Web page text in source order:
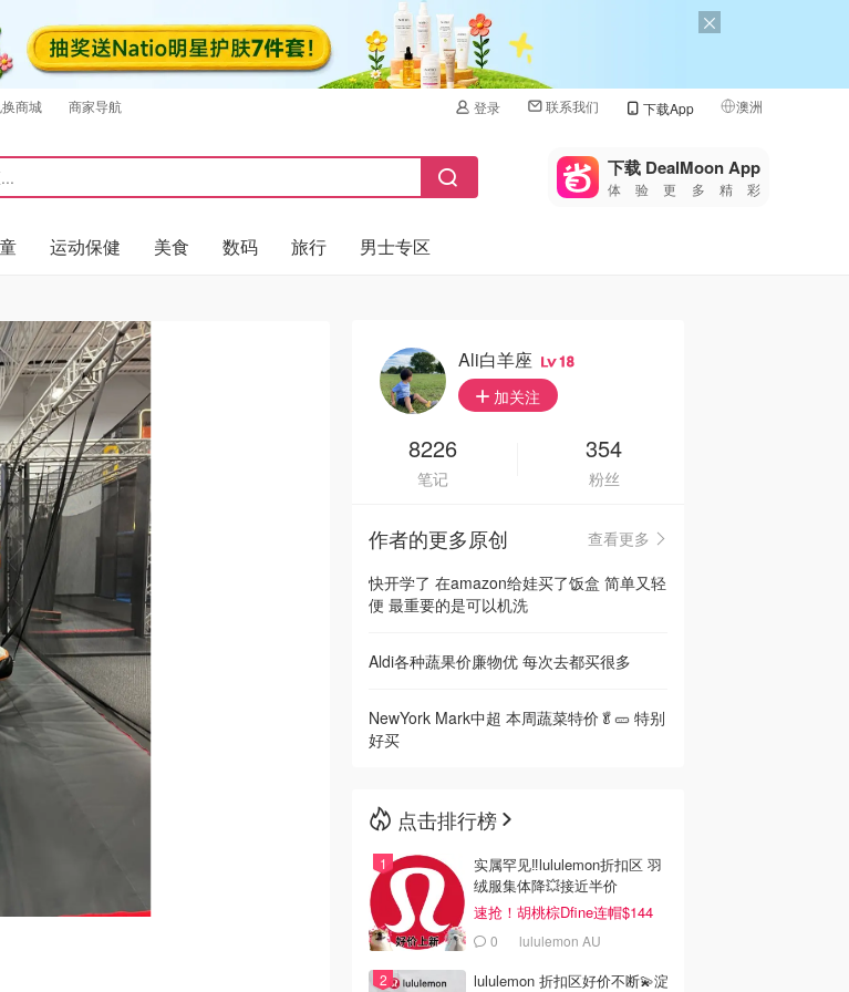
换商城 商家导航 登录 联系我们 下载App 澳洲
🇺🇸
🇨🇳 中国
🇮🇹
🇦🇺
🇳🇿新西兰
下载 DealMoon App
体验更多精彩
运动保健 美食 数码 旅行 男士专区
Ali白羊座 18
加关注
8226
笔记
354
粉丝
作者的更多原创
查看更多
快开学了 在amazon给娃买了饭盒 简单又轻
便 最重要的是可以机洗
Aldi各种蔬果价廉物优 每次去都买很多
NewYork Mark中超 本周蔬菜特价🥬🥒 特别
好买
点击排行榜
实属罕见‼️lululemon折扣区 羽
绒服集体降💥接近半价
速抢！胡桃棕Dfine连帽$144
0 lululemon AU
lululemon 折扣区好价不断💫淀